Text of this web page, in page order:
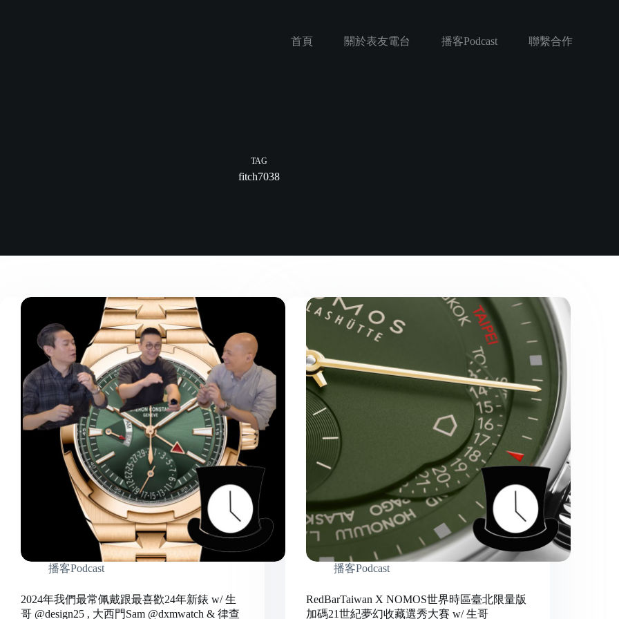
首頁
關於表友電台 播客Podcast 聯繫合作
TAG
fitch7038
播客Podcast
2024年我們最常佩戴跟最喜歡24年新錶 w/ 生
哥 @design25 , 大西門Sam @dxmwatch & 律查
播客Podcast
RedBarTaiwan X NOMOS世界時區臺北限量版
加碼21世紀夢幻收藏選秀大賽 w/ 生哥